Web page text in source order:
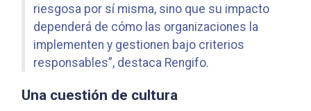
riesgosa por sí misma, sino que su impacto
dependerá de cómo las organizaciones la
implementen y gestionen bajo criterios
responsables”, destaca Rengifo.
Una cuestión de cultura